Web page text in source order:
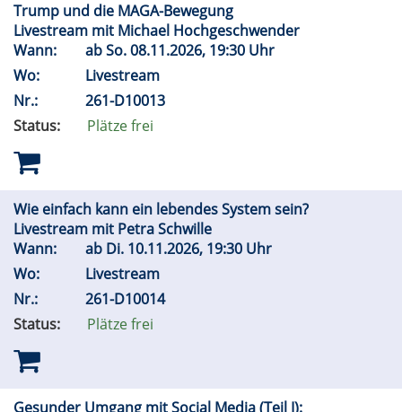
Trump und die MAGA-Bewegung
Livestream mit Michael Hochgeschwender
Wann:
abSo.08.11.2026, 19:30 Uhr
Wo:
Livestream
Nr.:
261-D10013
Status:
Plätze frei
Wie einfach kann ein lebendes System sein?
Livestream mit Petra Schwille
Wann:
ab Di. 10.11.2026, 19:30 Uhr
Wo:
Livestream
Nr.:
261-D10014
Status:
Plätze frei
Gesunder Umgang mit Social Media (Teil I):